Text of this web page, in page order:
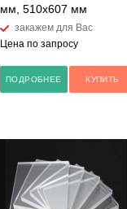
мм, 510x607 мм
закажем для Вас
Цена по запросу
ПОДРОБНЕЕ КУПИТЬ